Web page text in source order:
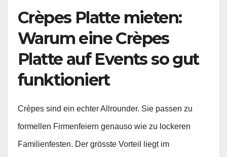
Crèpes Platte mieten:
Warum eine Crèpes
Platte auf Events so gut
funktioniert
Crèpes sind ein echter Allrounder. Sie passen zu
formellen Firmenfeiern genauso wie zu lockeren
Familienfesten. Der grösste Vorteil liegt im